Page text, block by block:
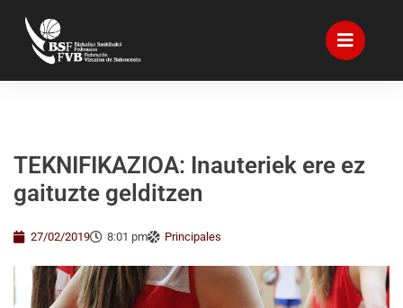
TEKNIFIKAZIOA: Inauteriek ere ez
gaituzte gelditzen
27/02/2019 8:01 pm Principales